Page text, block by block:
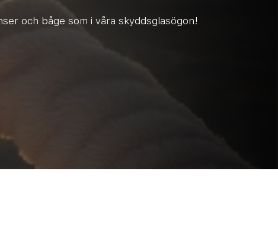
och båge som i våra skyddsglasögon!